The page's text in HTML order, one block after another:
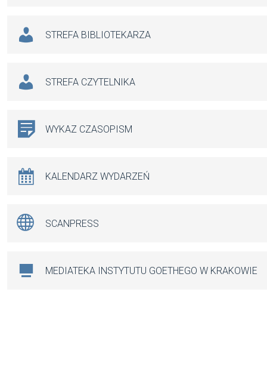
STREFA BIBLIOTEKARZA
STREFA CZYTELNIKA
WYKAZ CZASOPISM
KALENDARZ WYDARZEŃ
SCANPRESS
MEDIATEKA INSTYTUTU GOETHEGO W KRAKOWIE